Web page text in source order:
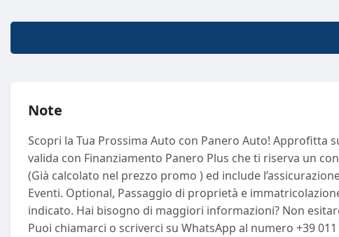
Km: 10
Note
Scopri la Tua Prossima Auto con Panero Auto! Approfitta
valida con Finanziamento Panero Plus che ti riserva un
(Già calcolato nel prezzo promo ) ed include
Eventi. Optional, Passaggio di proprietà e
indicato. Hai bisogno di maggiori informazioni? Non
Puoi chiamarci o scriverci su WhatsApp al numero +39